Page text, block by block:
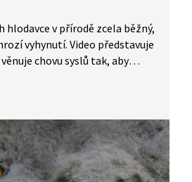
hlodavce v přírodě zcela běžný,
vyhynutí. Video představuje
chovu syslů tak, aby